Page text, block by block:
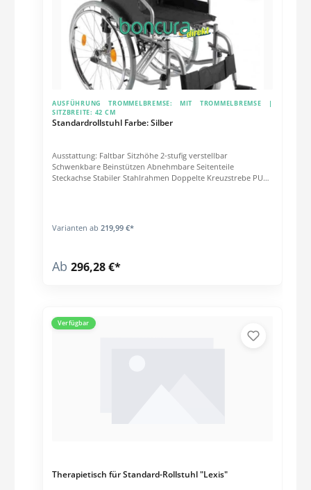
Standardrollstuhl Farbe: Silber
AUSFÜHRUNG TROMMELBREMSE: MIT TROMMELBREMSE
|
SITZBREITE: 42 CM
Ausstattung: Faltbar Sitzhöhe 2-stufig verstellbar
Schwenkbare Beinstützen Abnehmbare Seitenteile
Steckachse Stabiler Stahlrahmen Doppelte Kreuzstrebe PU
Varianten ab 219,99 €*
Ab 296,28 €*
Verfügbar
Therapietisch für Standard-Rollstuhl "Lexis"